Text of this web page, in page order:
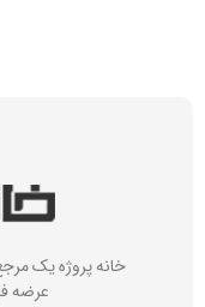
خانه پروژه یک
عرضه